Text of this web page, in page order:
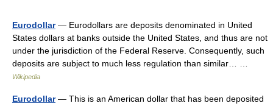
Eurodollar— Eurodollars are deposits denominated in United
States dollars at banks outside the United States, and thus are not
under the jurisdiction of the Federal Reserve. Consequently, such
deposits are subject to much less regulation than similar… …
Wikipedia
Eurodollar— This is an American dollar that has been deposited